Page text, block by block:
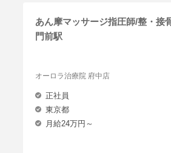
あん摩マッサージ指圧師/整・接
門前駅
オーロラ治療院 府中店
正社員
東京都
月給24万円～